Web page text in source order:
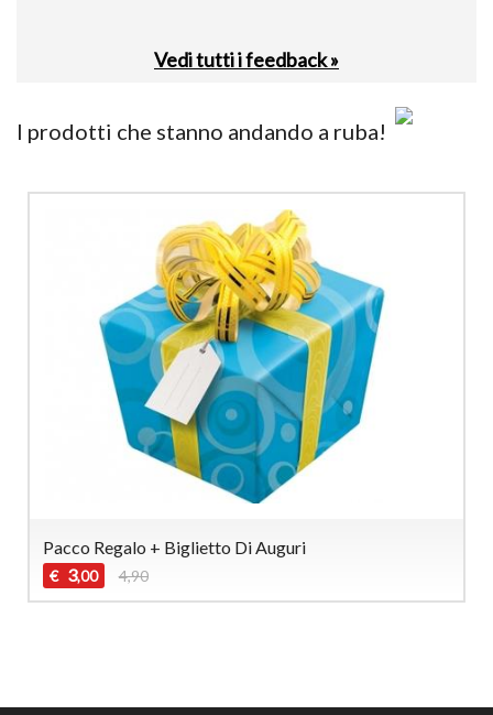
Vedi tutti i feedback »
I prodotti che stanno andando a ruba!
Pacco Regalo + Biglietto Di Auguri
€ 3,00 4,90